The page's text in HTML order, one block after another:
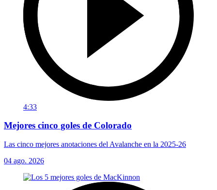
4:33
Mejores cinco goles de Colorado
Las cinco mejores anotaciones del Avalanche en la 2025-26
04 ago. 2026